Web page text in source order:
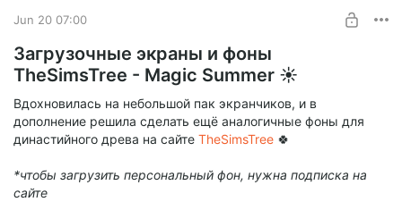
Jun 20 07:00
Загрузочные экраны и фоны
TheSimsTree - Magic Summer ☀️
Вдохновилась на небольшой пак экранчиков, и в
дополнение решила сделать ещё аналогичные фоны для
династийного древа на сайте TheSimsTree 🍀
*чтобы загрузить персональный фон, нужна подписка на
сайте